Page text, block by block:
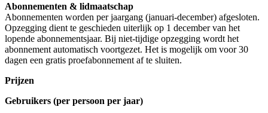
Abonnementen & lidmaatschap
Abonnementen worden per jaargang (januari-december) afgesloten.
Opzegging dient te geschieden uiterlijk op 1 december van het
lopende abonnementsjaar. Bij niet-tijdige opzegging wordt het
abonnement automatisch voortgezet. Het is mogelijk om voor 30
dagen een gratis proefabonnement af te sluiten.
Prijzen
Gebruikers (per persoon per jaar)